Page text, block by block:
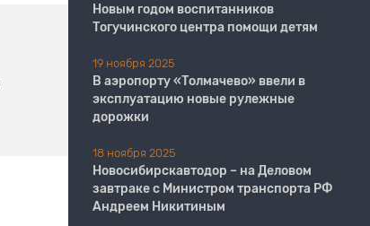
Новым годом воспитанников
Тогучинского центра помощи детям
19 ноября 2025
В аэропорту «Толмачево» ввели в
эксплуатацию новые рулежные
дорожки
18 ноября 2025
Новосибирскавтодор – на Деловом
завтраке с Министром транспорта РФ
Андреем Никитиным